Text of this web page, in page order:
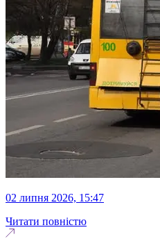
02 липня 2026, 15:47
Читати повністю